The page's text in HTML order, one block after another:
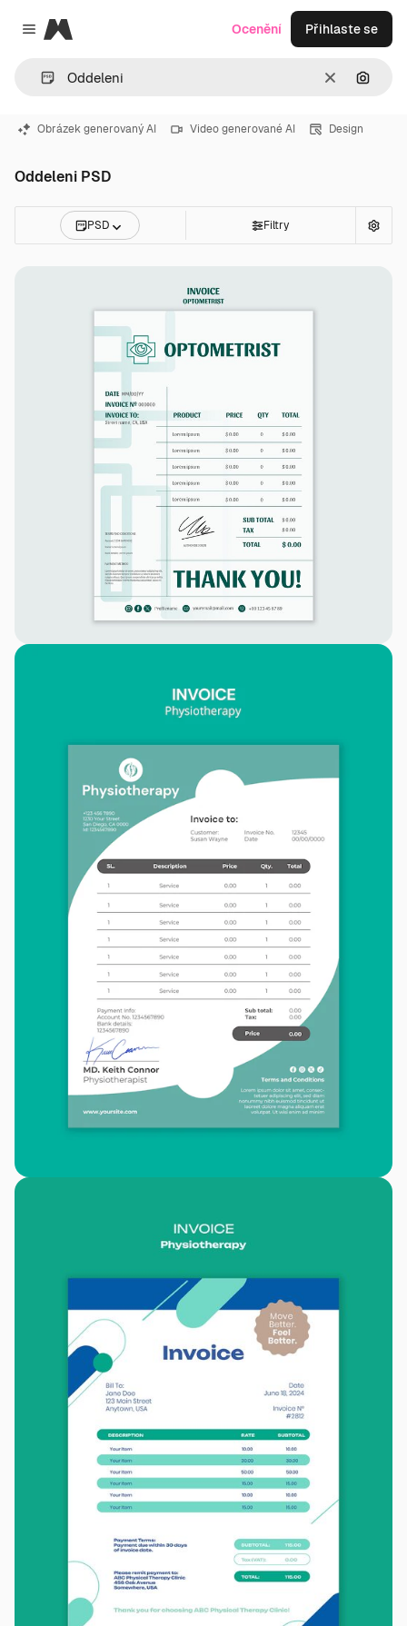
Close menu
Magnific
ZrušitHledat
Ocenění Přihlaste se
Obrázek generovaný AI Video generované AI Design
Oddeleni PSD
PSD Filtry